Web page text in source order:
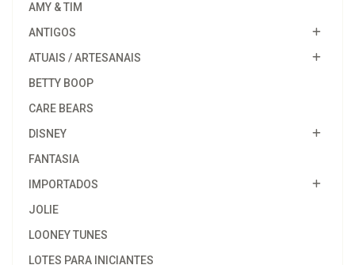
AMY & TIM
ANTIGOS
ATUAIS / ARTESANAIS
BETTY BOOP
CARE BEARS
DISNEY
FANTASIA
IMPORTADOS
JOLIE
LOONEY TUNES
LOTES PARA INICIANTES